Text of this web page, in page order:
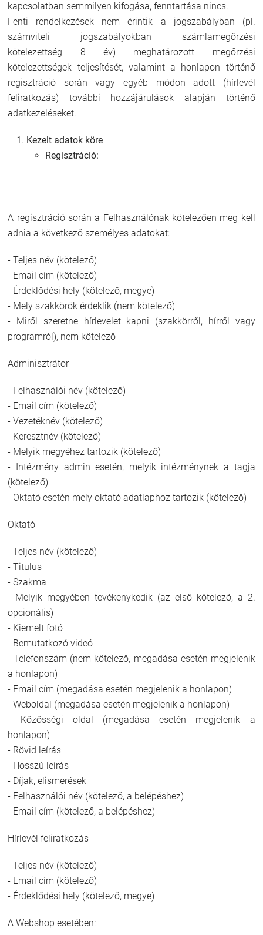
kapcsolatban semmilyen kifogása, fenntartása nincs.
Fenti rendelkezések nem érintik a jogszabályban (pl.
számviteli jogszabályokban számlamegőrzési
kötelezettség 8 év) meghatározott megőrzési
kötelezettségek teljesítését, valamint a honlapon történő
regisztráció során vagy egyéb módon adott (hírlevél
feliratkozás) további hozzájárulások alapján történő
adatkezeléseket.
Kezelt adatok köre
Regisztráció:
A regisztráció során a Felhasználónak kötelezően meg kell
adnia a következő személyes adatokat:
- Teljes név (kötelező)
- Email cím (kötelező)
- Érdeklődési hely (kötelező, megye)
- Mely szakkörök érdeklik (nem kötelező)
- Miről szeretne hírlevelet kapni (szakkörről, hírről vagy
programról), nem kötelező
Adminisztrátor
- Felhasználói név (kötelező)
- Email cím (kötelező)
- Vezetéknév (kötelező)
- Keresztnév (kötelező)
- Melyik megyéhez tartozik (kötelező)
- Intézmény admin esetén, melyik intézménynek a tagja
(kötelező)
- Oktató esetén mely oktató adatlaphoz tartozik (kötelező)
Oktató
- Teljes név (kötelező)
- Titulus
- Szakma
- Melyik megyében tevékenykedik (az első kötelező, a 2.
opcionális)
- Kiemelt fotó
- Bemutatkozó videó
- Telefonszám (nem kötelező, megadása esetén megjelenik
a honlapon)
- Email cím (megadása esetén megjelenik a honlapon)
- Weboldal (megadása esetén megjelenik a honlapon)
- Közösségi oldal (megadása esetén megjelenik a
honlapon)
- Rövid leírás
- Hosszú leírás
- Díjak, elismerések
- Felhasználói név (kötelező, a belépéshez)
- Email cím (kötelező, a belépéshez)
Hírlevél feliratkozás
- Teljes név (kötelező)
- Email cím (kötelező)
- Érdeklődési hely (kötelező, megye)
A Webshop esetében: